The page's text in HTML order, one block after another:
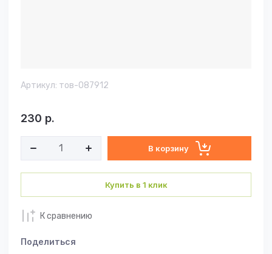
Артикул: тов-087912
230 р.
В корзину
Купить в 1 клик
К сравнению
Поделиться